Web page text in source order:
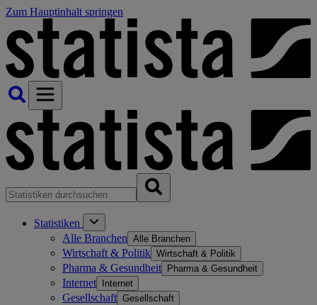
Zum Hauptinhalt springen
Statistiken
Alle Branchen Alle Branchen
Wirtschaft & Politik Wirtschaft & Politik
Pharma & Gesundheit Pharma & Gesundheit
Internet Internet
Gesellschaft Gesellschaft